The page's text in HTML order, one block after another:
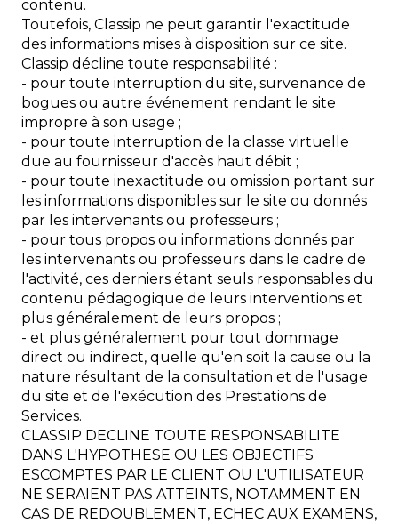
contenu.
Toutefois, Classip ne peut garantir l'exactitude
des informations mises à disposition sur ce site.
Classip décline toute responsabilité :
- pour toute interruption du site, survenance de
bogues ou autre événement rendant le site
impropre à son usage ;
- pour toute interruption de la classe virtuelle
due au fournisseur d'accès haut débit ;
- pour toute inexactitude ou omission portant sur
les informations disponibles sur le site ou donnés
par les intervenants ou professeurs ;
- pour tous propos ou informations donnés par
les intervenants ou professeurs dans le cadre de
l'activité, ces derniers étant seuls responsables du
contenu pédagogique de leurs interventions et
plus généralement de leurs propos ;
- et plus généralement pour tout dommage
direct ou indirect, quelle qu'en soit la cause ou la
nature résultant de la consultation et de l'usage
du site et de l'exécution des Prestations de
Services.
CLASSIP DECLINE TOUTE RESPONSABILITE
DANS L'HYPOTHESE OU LES OBJECTIFS
ESCOMPTES PAR LE CLIENT OU L'UTILISATEUR
NE SERAIENT PAS ATTEINTS, NOTAMMENT EN
CAS DE REDOUBLEMENT, ECHEC AUX EXAMENS,